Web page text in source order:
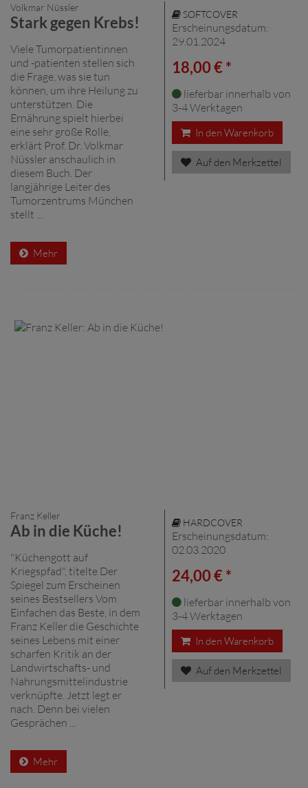
Volkmar Nüssler
Stark gegen Krebs!
Viele Tumorpatientinnen
und -patienten stellen sich
die Frage, was sie tun
können, um ihre Heilung zu
unterstützen. Die
Ernährung spielt hierbei
eine sehr große Rolle,
erklärt Prof. Dr. Volkmar
Nüssler anschaulich in
diesem Buch. Der
langjährige Leiter des
Tumorzentrums München
stellt ...
Mehr
SOFTCOVER
Erscheinungsdatum:
29.01.2024
18,00 € *
lieferbar innerhalb von
3-4 Werktagen
In den Warenkorb
Auf den Merkzettel
Franz Keller
Ab in die Küche!
"Küchengott auf
Kriegspfad", titelte Der
Spiegel zum Erscheinen
seines Bestsellers Vom
Einfachen das Beste, in dem
Franz Keller die Geschichte
seines Lebens mit einer
scharfen Kritik an der
Landwirtschafts- und
Nahrungsmittelindustrie
verknüpfte. Jetzt legt er
nach. Denn bei vielen
Gesprächen ...
Mehr
HARDCOVER
Erscheinungsdatum:
02.03.2020
24,00 € *
lieferbar innerhalb von
3-4 Werktagen
In den Warenkorb
Auf den Merkzettel